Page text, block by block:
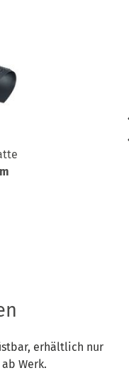
erhältlich nur
Werk.